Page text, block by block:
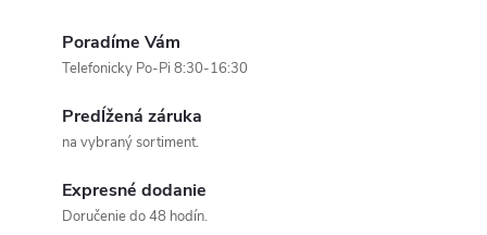
Poradíme Vám
Telefonicky Po-Pi 8:30-16:30
Predĺžená záruka
na vybraný sortiment.
Expresné dodanie
Doručenie do 48 hodín.